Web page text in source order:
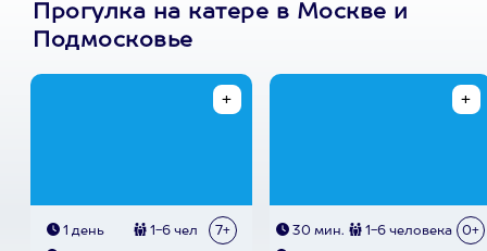
Прогулка на катере в Москве и
Подмосковье
1 день 1-6 чел 7+ 30 мин. 1-6 человека 0+